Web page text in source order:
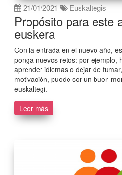
21/01/2021 Euskaltegis
Propósito para este
euskera
Con la entrada en el nuevo año,
ponga nuevos retos: por ejemplo,
aprender idiomas o dejar de
motivación, puede ser un buen
euskaltegi.
Leer más